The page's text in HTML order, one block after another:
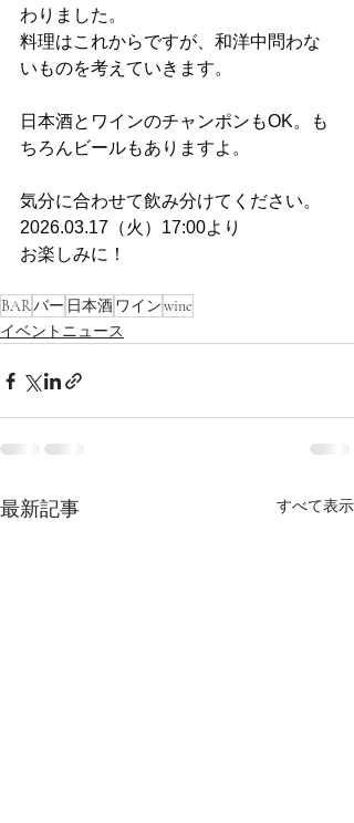
わりました。
料理はこれからですが、和洋中問わな
いものを考えていきます。
日本酒とワインのチャンポンもOK。も
ちろんビールもありますよ。
気分に合わせて飲み分けてください。
2026.03.17（火）17:00より
お楽しみに！
BARバー 日本酒ワインwine
イベントニュース
最新記事 すべて表示